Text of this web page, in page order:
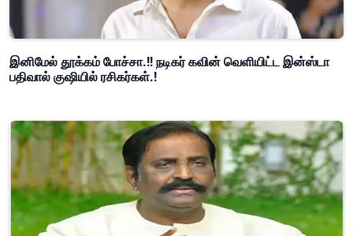
இனிமேல் தூக்கம் போச்சா.!! நடிகர் கவின் வெளியிட்ட இன்ஸ்டா
பதிவால் குஷியில் ரசிகர்கள்.!